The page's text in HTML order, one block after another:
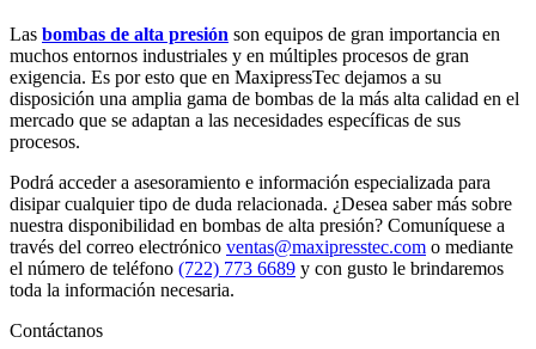
Las bombas de alta presión son equipos de gran importancia en
muchos entornos industriales y en múltiples procesos de gran
exigencia. Es por esto que en MaxipressTec dejamos a su
disposición una amplia gama de bombas de la más alta calidad en el
mercado que se adaptan a las necesidades específicas de sus
procesos.
Podrá acceder a asesoramiento e información especializada para
disipar cualquier tipo de duda relacionada. ¿Desea saber más sobre
nuestra disponibilidad en bombas de alta presión? Comuníquese a
través del correo electrónico ventas@maxipresstec.com o mediante
el número de teléfono (722) 773 6689 y con gusto le brindaremos
toda la información necesaria.
Contáctanos